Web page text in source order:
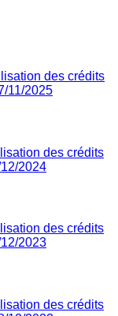
des crédits
11/2025
des crédits
2024
des crédits
2023
des crédits